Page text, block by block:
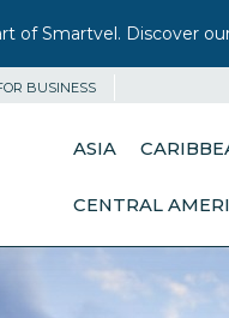
of Smartvel. Discover
BUSINESS
ASIA
CENTRAL